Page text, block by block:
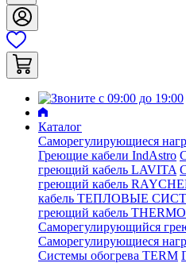
Каталог
Саморегулирующиеся
Греющие кабели IndAstro
греющий кабель LAVITA
греющий кабель
кабель ТЕПЛОВЫЕ
греющий кабель
Саморегулирующийся
Саморегулирующиеся
Системы обогрева TERM